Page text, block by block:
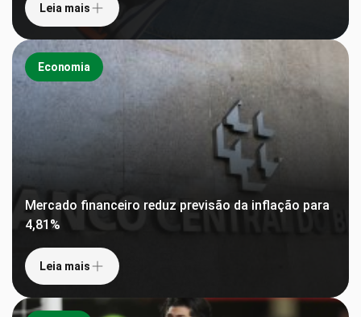
Leia mais
Economia
Mercado financeiro reduz previsão da inflação para
4,81%
Leia mais